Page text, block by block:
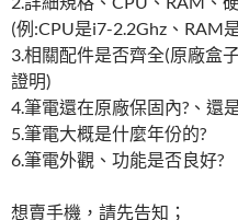
(例:CPU是i7-2.2Ghz、RAM
3.相關配件是否齊全(原廠盒
證明)
4.筆電還在原廠保固內?、還
5.筆電大概是什麼年份的?
6.筆電外觀、功能是否良好?
想賣手機，請先告知；